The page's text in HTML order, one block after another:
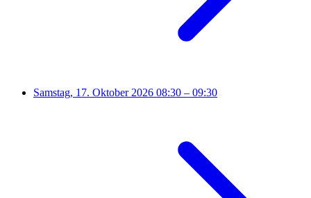
Samstag, 17. Oktober 2026 08:30 – 09:30